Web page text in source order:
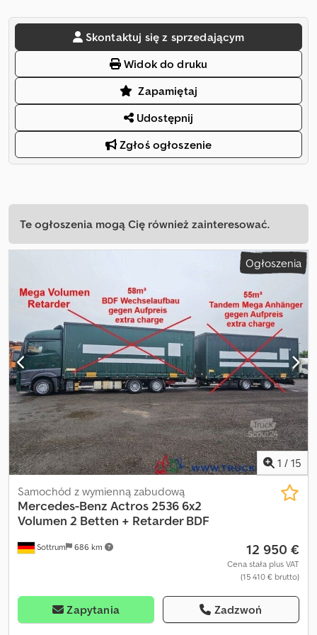
Skontaktuj się z sprzedającym
Widok do druku
Zapamiętaj
Udostępnij
Zgłoś ogłoszenie
Te ogłoszenia mogą Cię również zainteresować.
Ogłoszenia
1 / 15
Sottrum 686 km
Samochód z wymienną zabudową
Mercedes-Benz Actros 2536 6x2
Volumen 2 Betten + Retarder BDF
12 950 €
Cena stała plus VAT
(15 410 € brutto)
Zapytania Zadzwoń